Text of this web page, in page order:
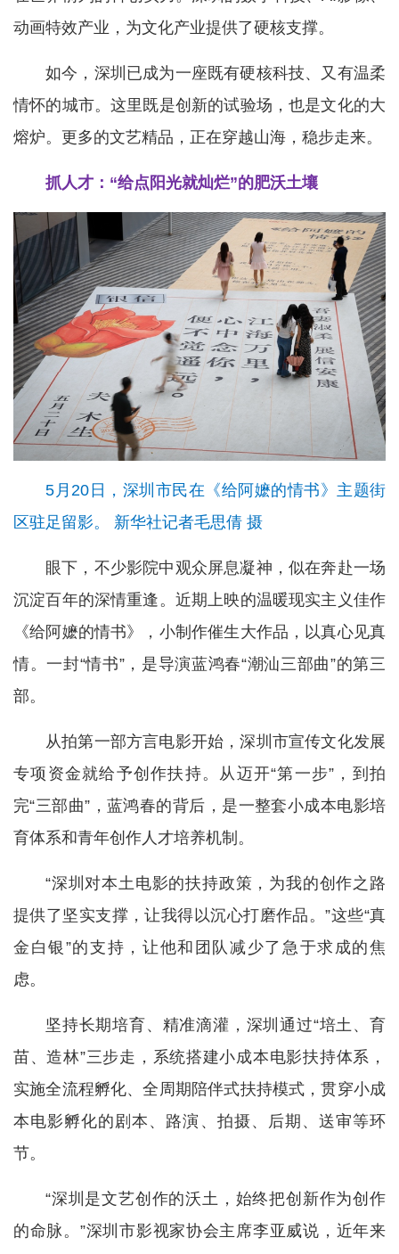
动画特效产业，为文化产业提供了硬核支撑。
如今，深圳已成为一座既有硬核科技、又有温柔
情怀的城市。这里既是创新的试验场，也是文化的大
熔炉。更多的文艺精品，正在穿越山海，稳步走来。
抓人才：“给点阳光就灿烂”的肥沃土壤
5月20日，深圳市民在《给阿嬷的情书》主题街
区驻足留影。 新华社记者毛思倩 摄
眼下，不少影院中观众屏息凝神，似在奔赴一场
沉淀百年的深情重逢。近期上映的温暖现实主义佳作
《给阿嬷的情书》，小制作催生大作品，以真心见真
情。一封“情书”，是导演蓝鸿春“潮汕三部曲”的第三
部。
从拍第一部方言电影开始，深圳市宣传文化发展
专项资金就给予创作扶持。从迈开“第一步”，到拍
完“三部曲”，蓝鸿春的背后，是一整套小成本电影培
育体系和青年创作人才培养机制。
“深圳对本土电影的扶持政策，为我的创作之路
提供了坚实支撑，让我得以沉心打磨作品。”这些“真
金白银”的支持，让他和团队减少了急于求成的焦
虑。
坚持长期培育、精准滴灌，深圳通过“培土、育
苗、造林”三步走，系统搭建小成本电影扶持体系，
实施全流程孵化、全周期陪伴式扶持模式，贯穿小成
本电影孵化的剧本、路演、拍摄、后期、送审等环
节。
“深圳是文艺创作的沃土，始终把创新作为创作
的命脉。”深圳市影视家协会主席李亚威说，近年来